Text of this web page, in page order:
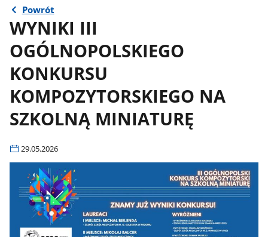
Powrót
WYNIKI III
OGÓLNOPOLSKIEGO
KONKURSU
KOMPOZYTORSKIEGO NA
SZKOLNĄ MINIATURĘ
29.05.2026